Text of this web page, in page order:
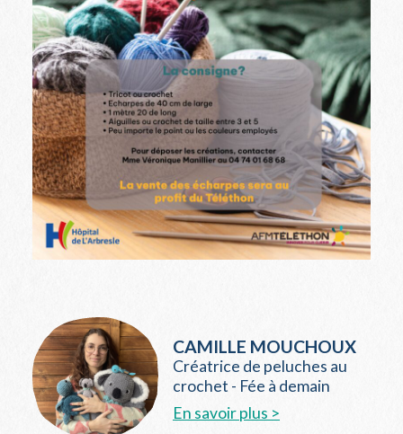
CAMILLE MOUCHOUX
Créatrice de peluches au
crochet - Fée à demain
En savoir plus >